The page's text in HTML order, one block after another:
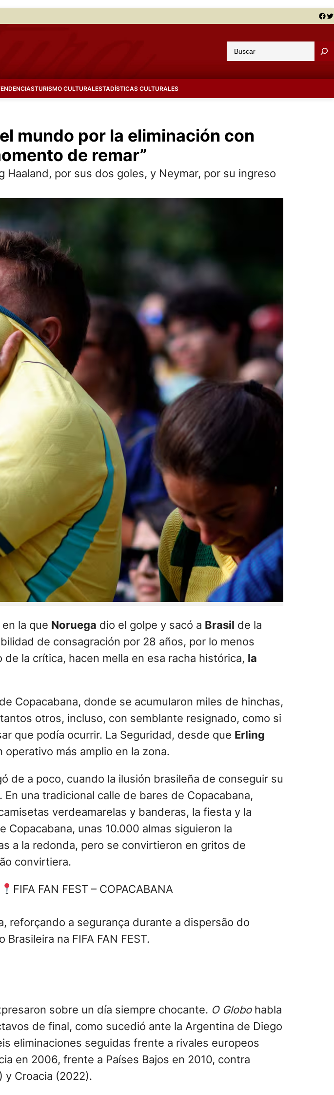
Facebook Twitter
u
a
TURISMO CULTURALESTADÍSTICAS CULTURALES
mundo por la eliminación con
de remar”
por sus dos goles, y Neymar, por su ingreso
la que Noruega dio el golpe y sacó a Brasil de la
de consagración por 28 años, por lo menos
la crítica, hacen mella en esa racha histórica, la
Copacabana, donde se acumularon miles de hinchas,
otros, incluso, con semblante resignado, como si
que podía ocurrir. La Seguridad, desde que Erling
más amplio en la zona.
de a poco, cuando la ilusión brasileña de conseguir su
una tradicional calle de bares de Copacabana,
verdeamarelas y banderas, la fiesta y la
Copacabana, unas 10.000 almas siguieron la
a la redonda, pero se convirtieron en gritos de
convirtiera.
FIFA FAN FEST – COPACABANA
reforçando a segurança durante a dispersão do
na FIFA FAN FEST.
sobre un día siempre chocante. O Globo habla
de final, como sucedió ante la Argentina de Diego
eliminaciones seguidas frente a rivales europeos
en 2006, frente a Países Bajos en 2010, contra
y Croacia (2022).